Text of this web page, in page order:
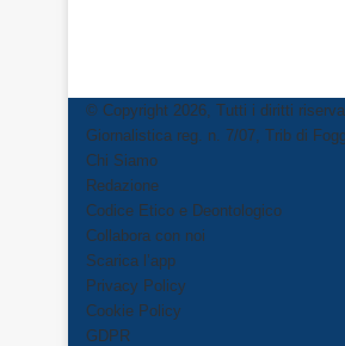
© Copyright 2026, Tutti i diritti
Giornalistica reg. n. 7/07, Trib di
Chi Siamo
Redazione
Codice Etico e Deontologico
Collabora con noi
Scarica l’app
Privacy Policy
Cookie Policy
GDPR